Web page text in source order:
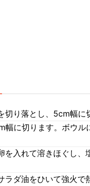
切り落とし、5cm幅に
幅に切ります。ボウル
を入れて溶きほぐし、
ラダ油をひいて強火で